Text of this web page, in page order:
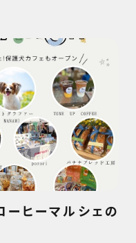
ヒーマルシェの